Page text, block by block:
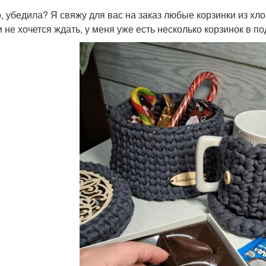
убедила? Я свяжу для вас на заказ любые корзинки из
не хочется ждать, у меня уже есть несколько корзинок в